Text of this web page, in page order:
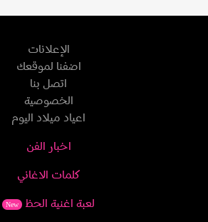
الإعلانات
اضفنا لموقعك
اتصل بنا
الخصوصية
اعياد ميلاد اليوم
اخبار الفن
كلمات الاغاني
لعبة اغنية الحظ New